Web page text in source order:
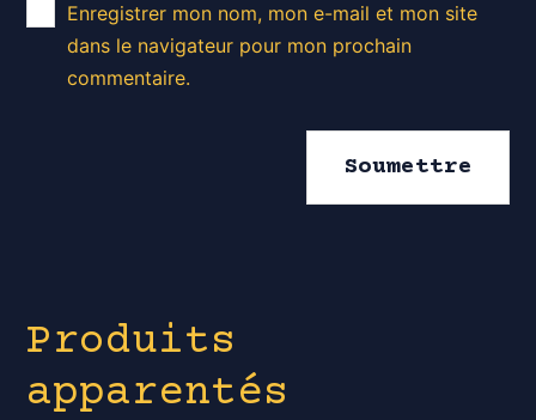
Enregistrer mon nom, mon e-mail et mon site
dans le navigateur pour mon prochain
commentaire.
Produits
apparentés